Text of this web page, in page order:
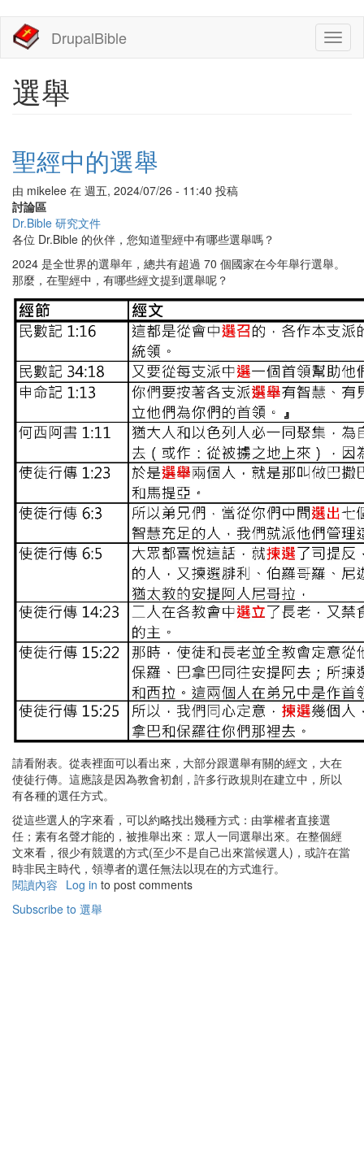
主
DrupalBible
選舉
聖經中的選舉
由 mikelee 在 週五, 2024/07/26 - 11:40 投稿
討論區
Dr.Bible 研究文件
各位 Dr.Bible 的伙伴，您知道聖經中有哪些選舉嗎？
2024 是全世界的選舉年，總共有超過 70 個國家在今年舉行選舉。
那麼，在聖經中，有哪些經文提到選舉呢？
請看附表。從表裡面可以看出來，大部分跟選舉有關的經文，大在
使徒行傳。這應該是因為教會初創，許多行政規則在建立中，所以
有各種的選任方式。
從這些選人的字來看，可以約略找出幾種方式：由掌權者直接選
任；素有名聲才能的，被推舉出來：眾人一同選舉出來。在整個經
文來看，很少有競選的方式(至少不是自己出來當候選人)，或許在當
時非民主時代，領導者的選任無法以現在的方式進行。
閱讀內容 有
聖
Log in to post comments
Subscribe to 選舉